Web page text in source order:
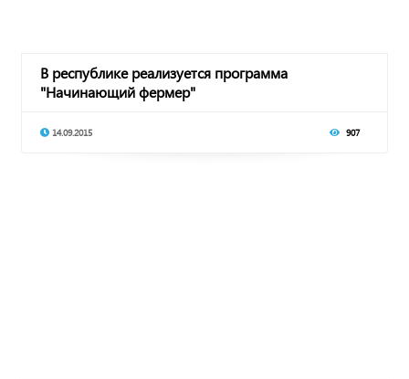
В республике реализуется программа
"Начинающий фермер"
14.09.2015 907